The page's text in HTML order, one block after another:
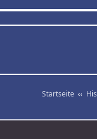
Startseite ‹‹